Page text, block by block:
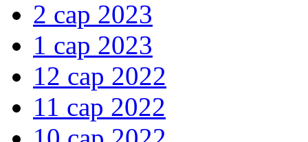
2 сар 2023
1 сар 2023
12 сар 2022
11 сар 2022